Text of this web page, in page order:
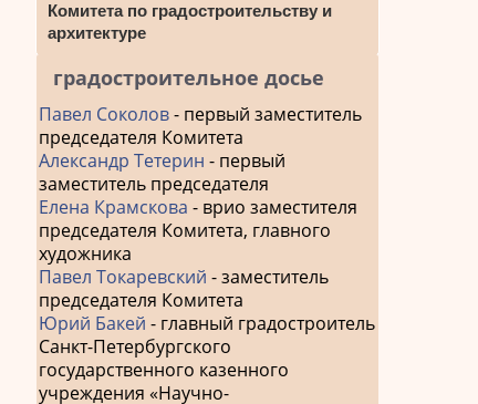
Комитета по градостроительству и
архитектуре
градостроительное досье
Павел Соколов- первый заместитель
председателя Комитета
Александр Тетерин - первый
заместитель председателя
Елена Крамскова - врио заместителя
председателя Комитета, главного
художника
Павел Токаревский - заместитель
председателя Комитета
Юрий Бакей - главный градостроитель
Санкт-Петербургского
государственного казенного
учреждения «Научно-